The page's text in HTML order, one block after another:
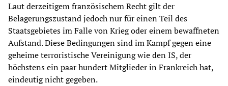
Laut derzeitigem französischem Recht gilt der
Belagerungszustand jedoch nur für einen Teil des
Staatsgebietes im Falle von Krieg oder einem bewaffneten
Aufstand. Diese Bedingungen sind im Kampf gegen eine
geheime terroristische Vereinigung wie den IS, der
höchstens ein paar hundert Mitglieder in Frankreich hat,
eindeutig nicht gegeben.